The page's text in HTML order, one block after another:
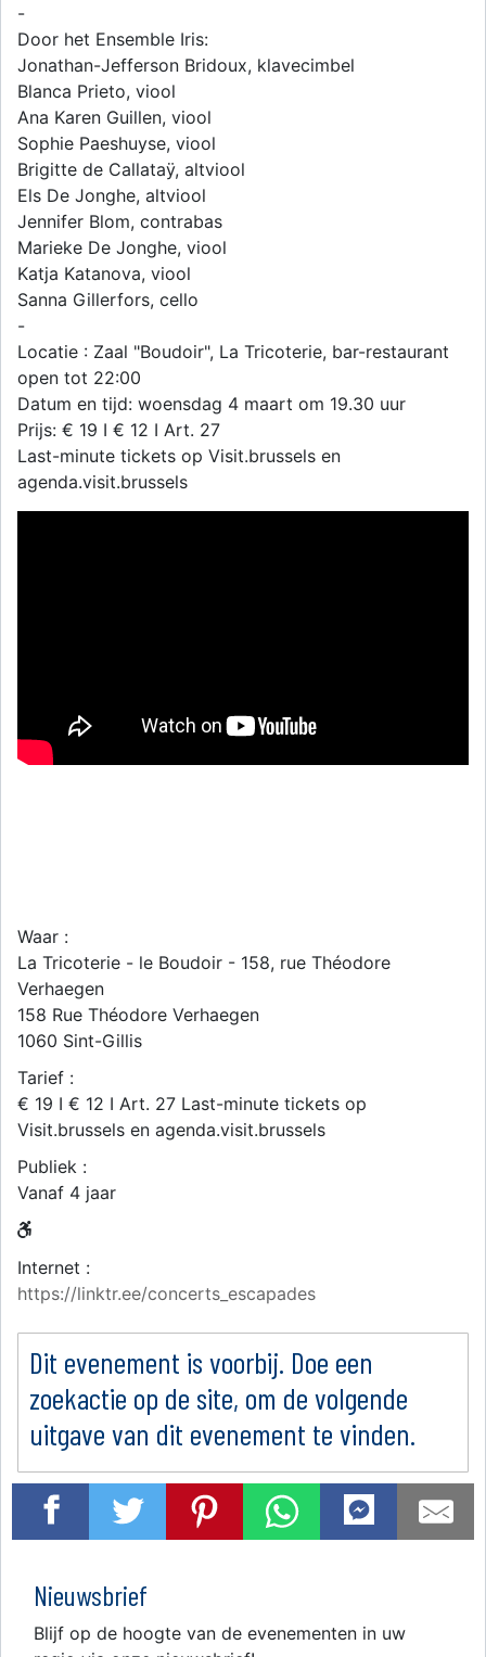
-
Door het Ensemble Iris:
Jonathan-Jefferson Bridoux, klavecimbel
Blanca Prieto, viool
Ana Karen Guillen, viool
Sophie Paeshuyse, viool
Brigitte de Callataÿ, altviool
Els De Jonghe, altviool
Jennifer Blom, contrabas
Marieke De Jonghe, viool
Katja Katanova, viool
Sanna Gillerfors, cello
-
Locatie : Zaal "Boudoir", La Tricoterie, bar-restaurant
open tot 22:00
Datum en tijd: woensdag 4 maart om 19.30 uur
Prijs: € 19 I € 12 I Art. 27
Last-minute tickets op Visit.brussels en
agenda.visit.brussels
Waar :
La Tricoterie - le Boudoir - 158, rue Théodore
Verhaegen
158 Rue Théodore Verhaegen
1060 Sint-Gillis
Tarief :
€ 19 I € 12 I Art. 27 Last-minute tickets op
Visit.brussels en agenda.visit.brussels
Publiek :
Vanaf 4 jaar
Internet :
https://linktr.ee/concerts_escapades
Dit evenement is voorbij. Doe een
zoekactie op de site, om de volgende
uitgave van dit evenement te vinden.
Nieuwsbrief
Blijf op de hoogte van de evenementen in uw